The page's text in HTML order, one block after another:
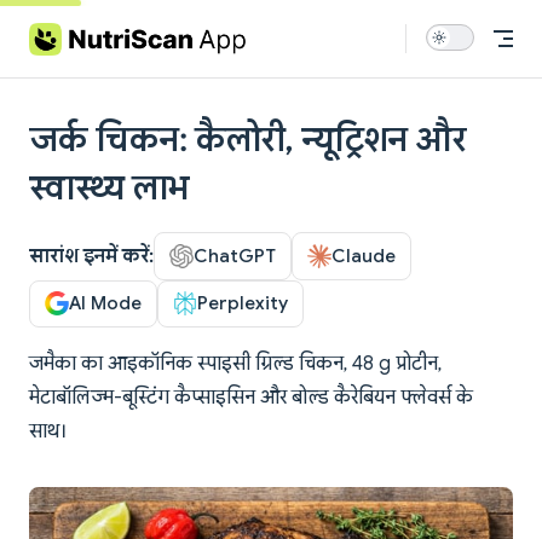
Skip to content
जर्क चिकन: कैलोरी, न्यूट्रिशन और
स्वास्थ्य लाभ
सारांश इनमें करें: ChatGPT Claude
AI Mode Perplexity
जमैका का आइकॉनिक स्पाइसी ग्रिल्ड चिकन, 48 g प्रोटीन,
मेटाबॉलिज्म-बूस्टिंग कैप्साइसिन और बोल्ड कैरेबियन फ्लेवर्स के
साथ।